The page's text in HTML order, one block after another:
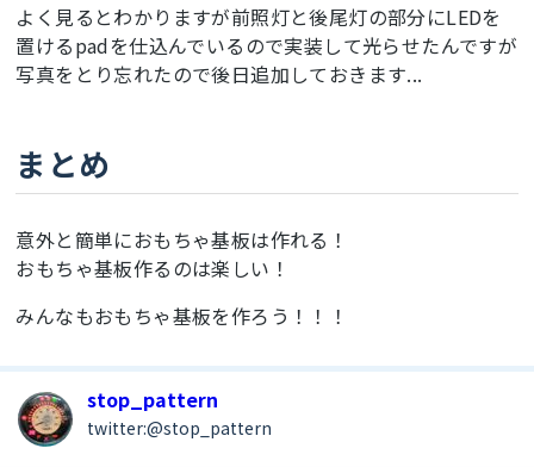
よく見るとわかりますが前照灯と後尾灯の部分にLEDを
置けるpadを仕込んでいるので実装して光らせたんですが
写真をとり忘れたので後日追加しておきます...
まとめ
意外と簡単におもちゃ基板は作れる！
おもちゃ基板作るのは楽しい！
みんなもおもちゃ基板を作ろう！！！
stop_pattern
twitter:@stop_pattern